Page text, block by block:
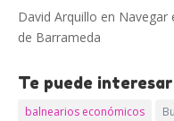
David Arquillo en Navegar
de Barrameda
Te puede interesar
balnearios económicos